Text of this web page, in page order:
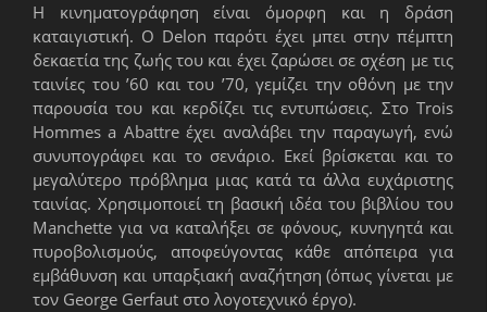
Η κινηματογράφηση είναι όμορφη και η δράση
καταιγιστική. Ο Delon παρότι έχει μπει στην πέμπτη
δεκαετία της ζωής του και έχει ζαρώσει σε σχέση με τις
ταινίες του ’60 και του ’70, γεμίζει την οθόνη με την
παρουσία του και κερδίζει τις εντυπώσεις. Στο Trois
Hommes a Abattre έχει αναλάβει την παραγωγή, ενώ
συνυπογράφει και το σενάριο. Εκεί βρίσκεται και το
μεγαλύτερο πρόβλημα μιας κατά τα άλλα ευχάριστης
ταινίας. Χρησιμοποιεί τη βασική ιδέα του βιβλίου του
Manchette για να καταλήξει σε φόνους, κυνηγητά και
πυροβολισμούς, αποφεύγοντας κάθε απόπειρα για
εμβάθυνση και υπαρξιακή αναζήτηση (όπως γίνεται με
τον George Gerfaut στο λογοτεχνικό έργο).